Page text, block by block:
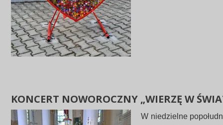
KONCERT NOWOROCZNY „WIERZĘ W
W niedzielne